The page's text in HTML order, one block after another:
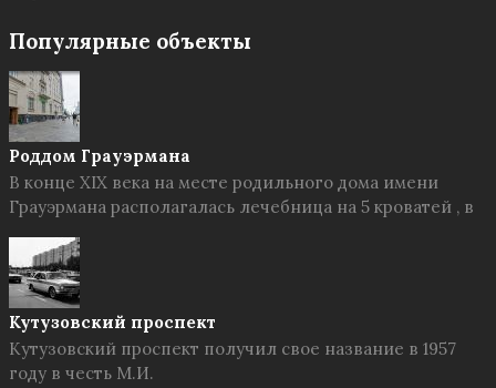
Популярные объекты
Роддом Грауэрмана
В конце XIX века на месте родильного дома имени
Грауэрмана располагалась лечебница на 5 кроватей , в
Кутузовский проспект
Кутузовский проспект получил свое название в 1957
году в честь М.И.